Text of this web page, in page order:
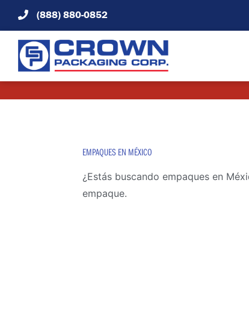
content
(888) 880-0852
EMPAQUES EN MÉXICO
¿Estás buscando empaques en
empaque.